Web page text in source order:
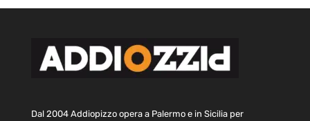
Dal 2004 Addiopizzo opera a Palermo e in Sicilia per